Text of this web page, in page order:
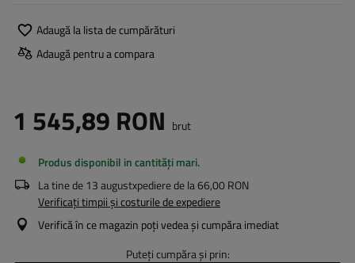
Adaugă la lista de cumpărături
Adaugă pentru a compara
1 545,89 RON brut
Produs disponibil in cantități mari
La tine de13 augustxpediere de la66,00 RON
Verificați timpii și costurile de expediere
Verifică în ce magazin poți vedea și cumpăra imediat
Puteți cumpăra și prin: